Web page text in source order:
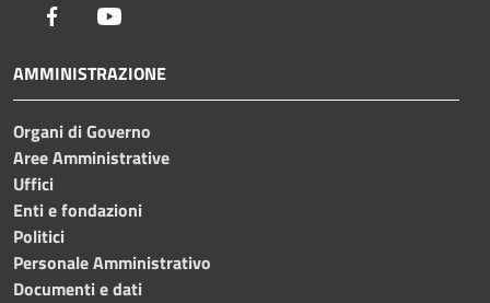
Facebook
AMMINISTRAZIONE
Organi di Governo
Aree Amministrative
Uffici
Enti e fondazioni
Politici
Personale Amministrativo
Documenti e dati